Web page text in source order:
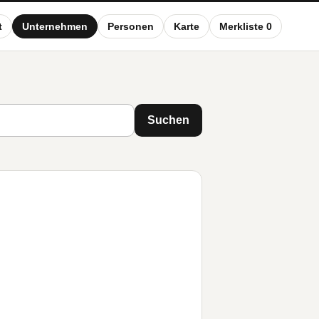
Unternehmen Personen Karte Merkliste 0
Suchen